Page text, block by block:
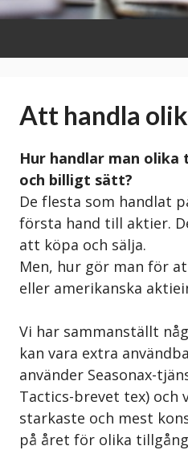
Att handla
Hur handlar man
och billigt sätt?
De flesta som handlat
första hand till aktier.
att köpa och sälja.
Men, hur gör man för
eller amerikanska
Vi har sammanställt
kan vara extra
använder Seasonax-
Tactics-brevet tex) och
starkaste och mest
på året för olika